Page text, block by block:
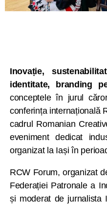
Inovație,
identitate, branding
conceptele în jurul
conferința internațională
cadrul Romanian
eveniment dedicat
organizat la Iași în
RCW Forum, organizat
Federației Patronale a
și moderat de jurnalista